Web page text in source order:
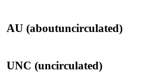
AU (aboutuncirculated)
UNC (uncirculated)